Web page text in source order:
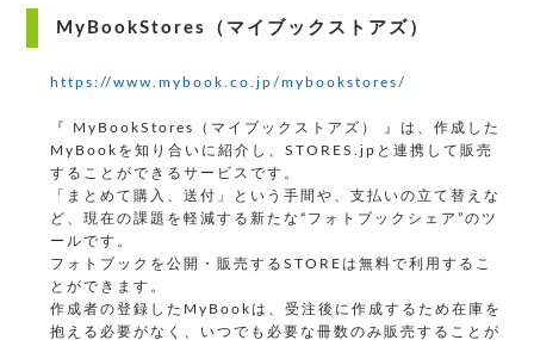
MyBookStores（マイブックストアズ）
https://www.mybook.co.jp/mybookstores/
『 MyBookStores（マイブックストアズ） 』は、作成した
MyBookを知り合いに紹介し、STORES.jpと連携して販売
することができるサービスです。
「まとめて購入、送付」という手間や、支払いの立て替えな
ど、現在の課題を軽減する新たな“フォトブックシェア”のツ
ールです。
フォトブックを公開・販売するSTOREは無料で利用するこ
とができます。
作成者の登録したMyBookは、受注後に作成するため在庫を
抱える必要がなく、いつでも必要な冊数のみ販売することが